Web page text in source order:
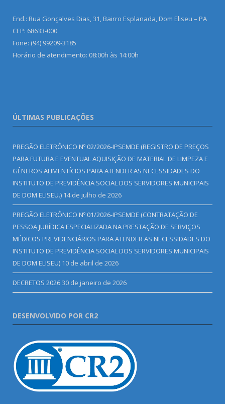
End.: Rua Gonçalves Dias, 31, Bairro Esplanada, Dom Eliseu – PA
CEP: 68633-000
Fone: (94) 99209-3185
Horário de atendimento: 08:00h às 14:00h
ÚLTIMAS PUBLICAÇÕES
PREGÃO ELETRÔNICO Nº 02/2026-IPSEMDE (REGISTRO DE PREÇOS
PARA FUTURA E EVENTUAL AQUISIÇÃO DE MATERIAL DE LIMPEZA E
GÊNEROS ALIMENTÍCIOS PARA ATENDER AS NECESSIDADES DO
INSTITUTO DE PREVIDÊNCIA SOCIAL DOS SERVIDORES MUNICIPAIS
DE DOM ELISEU.) 14 de julho de 2026
PREGÃO ELETRÔNICO Nº 01/2026-IPSEMDE (CONTRATAÇÃO DE
PESSOA JURÍDICA ESPECIALIZADA NA PRESTAÇÃO DE SERVIÇOS
MÉDICOS PREVIDENCIÁRIOS PARA ATENDER AS NECESSIDADES DO
INSTITUTO DE PREVIDÊNCIA SOCIAL DOS SERVIDORES MUNICIPAIS
DE DOM ELISEU) 10 de abril de 2026
DECRETOS 202630 de janeiro de 2026
DESENVOLVIDO POR CR2